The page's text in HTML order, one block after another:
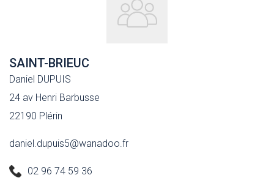
SAINT-BRIEUC
Daniel DUPUIS
24 av Henri Barbusse
22190 Plérin
daniel.dupuis5@wanadoo.fr
02 96 74 59 36